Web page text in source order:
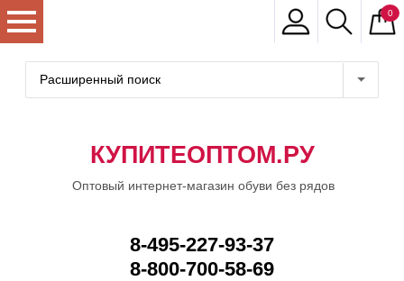
0
Расширенный поиск
КУПИТЕОПТОМ.РУ
Оптовый интернет-магазин обуви без рядов
8-495-227-93-37
8-800-700-58-69